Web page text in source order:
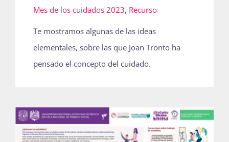
Mes de los cuidados 2023, Recurso
Te mostramos algunas de las ideas
elementales, sobre las que Joan Tronto ha
pensado el concepto del cuidado.